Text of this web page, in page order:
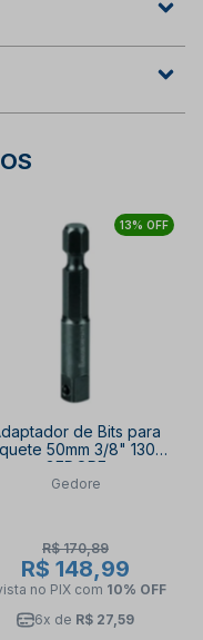
13% OFF
de Bits para
50mm 3/8" 13052
GEDORE
Gedore
R$ 170,89
R$ 148,99
no PIX com 10% OFF
6x de R$ 27,59